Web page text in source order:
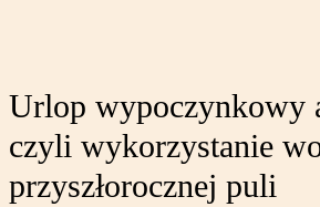
Urlop wypoczynkowy
czyli wykorzystanie
przyszłorocznej puli